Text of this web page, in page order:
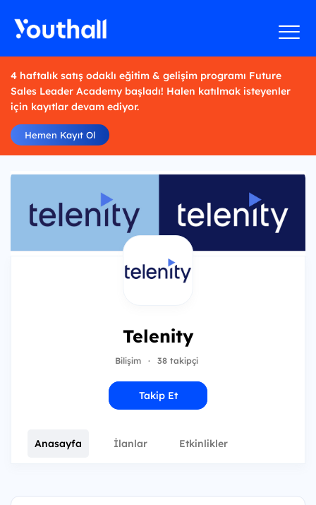
4 haftalık satış odaklı eğitim & gelişim programı Future
Sales Leader Academy başladı! Halen katılmak isteyenler
için kayıtlar devam ediyor.
Hemen Kayıt Ol
Telenity
Bilişim · 38 takipçi
Takip Et
Anasayfa İlanlar Etkinlikler